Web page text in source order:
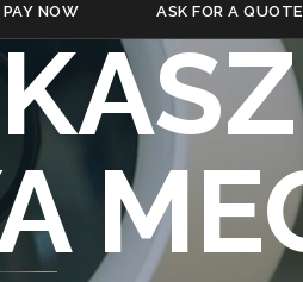
PAY NOW ASK FOR A QUOTE